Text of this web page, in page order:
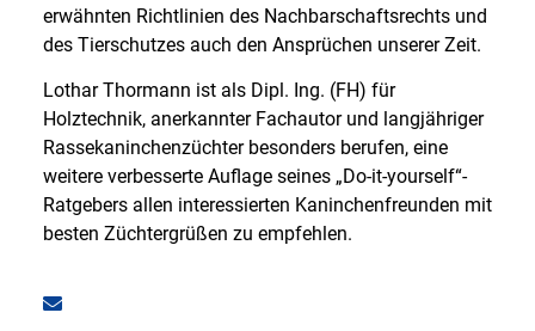
erwähnten Richtlinien des Nachbarschaftsrechts und
des Tierschutzes auch den Ansprüchen unserer Zeit.
Lothar Thormann ist als Dipl. Ing. (FH) für
Holztechnik, anerkannter Fachautor und langjähriger
Rassekaninchenzüchter besonders berufen, eine
weitere verbesserte Auflage seines „Do-it-yourself“-
Ratgebers allen interessierten Kaninchenfreunden mit
besten Züchtergrüßen zu empfehlen.